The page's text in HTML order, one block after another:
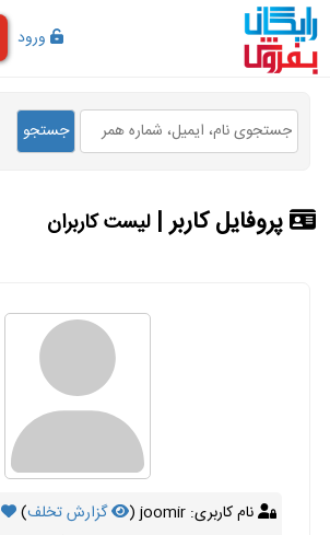
ورود
پروفایل کاربر |لیست کاربران
نام کاربری: joomir ( گزارش تخلف)